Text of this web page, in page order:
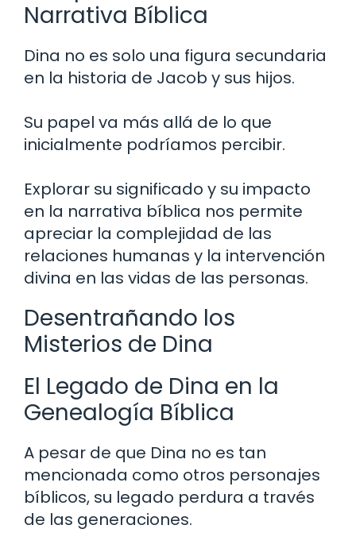
Narrativa Bíblica
Dina no es solo una figura secundaria
en la historia de Jacob y sus hijos.
Su papel va más allá de lo que
inicialmente podríamos percibir.
Explorar su significado y su impacto
en la narrativa bíblica nos permite
apreciar la complejidad de las
relaciones humanas y la intervención
divina en las vidas de las personas.
Desentrañando los
Misterios de Dina
El Legado de Dina en la
Genealogía Bíblica
A pesar de que Dina no es tan
mencionada como otros personajes
bíblicos, su legado perdura a través
de las generaciones.